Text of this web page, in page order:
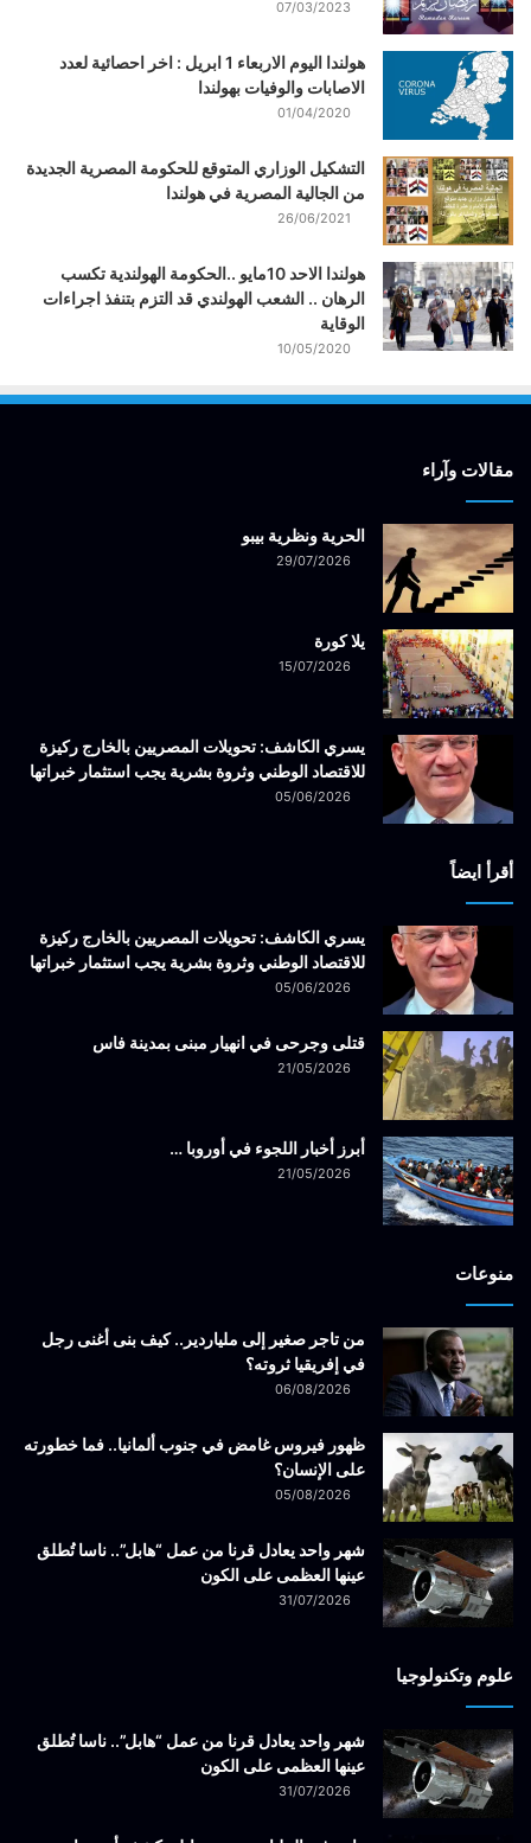
07/03/2023
هولندا اليوم الاربعاء 1 ابريل : اخر احصائية لعدد
الاصابات والوفيات بهولندا
01/04/2020
التشكيل الوزاري المتوقع للحكومة المصرية الجديدة
من الجالية المصرية في هولندا
26/06/2021
هولندا الاحد 10مايو ..الحكومة الهولندية تكسب
الرهان .. الشعب الهولندي قد التزم بتنفذ اجراءات
الوقاية
10/05/2020
مقالات وآراء
الحرية ونظرية بيبو
29/07/2026
يلا كورة
15/07/2026
يسري الكاشف: تحويلات المصريين بالخارج ركيزة
للاقتصاد الوطني وثروة بشرية يجب استثمار خبراتها
05/06/2026
أقرأ ايضاً
يسري الكاشف: تحويلات المصريين بالخارج ركيزة
للاقتصاد الوطني وثروة بشرية يجب استثمار خبراتها
05/06/2026
قتلى وجرحى في انهيار مبنى بمدينة فاس
21/05/2026
أبرز أخبار اللجوء في أوروبا …
21/05/2026
منوعات
من تاجر صغير إلى ملياردير.. كيف بنى أغنى رجل
في إفريقيا ثروته؟
06/08/2026
ظهور فيروس غامض في جنوب ألمانيا.. فما خطورته
على الإنسان؟
05/08/2026
شهر واحد يعادل قرنا من عمل “هابل”.. ناسا تُطلق
عينها العظمى على الكون
31/07/2026
علوم وتكنولوجيا
شهر واحد يعادل قرنا من عمل “هابل”.. ناسا تُطلق
عينها العظمى على الكون
31/07/2026